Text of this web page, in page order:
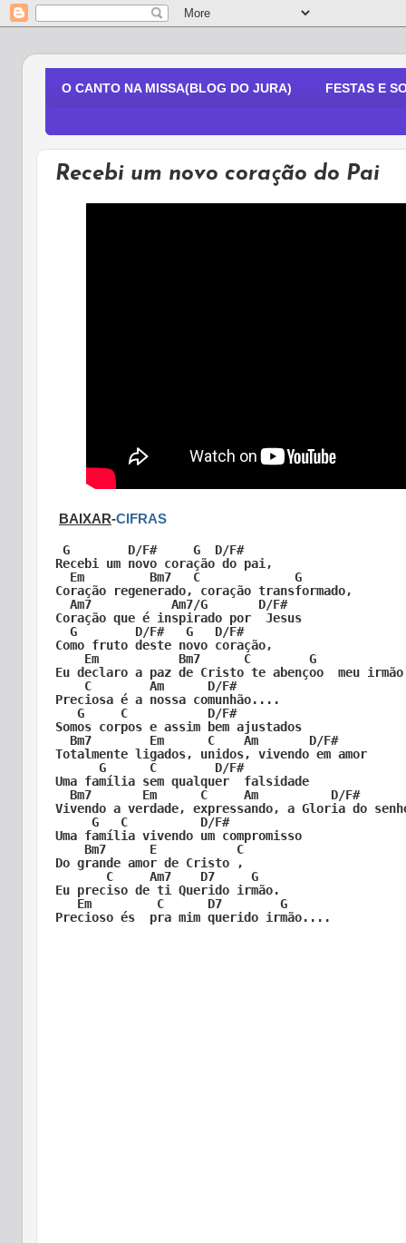
O CANTO NA MISSA(BLOG DO JURA) FESTAS E
Recebi um novo coração do Pai
BAIXAR-CIFRAS
G        D/F#     G  D/F#
Recebi um novo coração do pai,
  Em         Bm7   C             G
Coração regenerado, coração transformado,
  Am7           Am7/G       D/F#
Coração que é inspirado por  Jesus
  G        D/F#   G   D/F#
Como fruto deste novo coração,
    Em           Bm7      C        G
Eu declaro a paz de Cristo te abençoo  meu irmão
    C        Am      D/F#
Preciosa é a nossa comunhão....
   G     C           D/F#
Somos corpos e assim bem ajustados
  Bm7        Em      C    Am       D/F#
Totalmente ligados, unidos, vivendo em amor
      G      C        D/F#
Uma família sem qualquer  falsidade
  Bm7       Em      C     Am          D/F#
Vivendo a verdade, expressando, a Gloria do
     G   C          D/F#
Uma família vivendo um compromisso
    Bm7      E           C
Do grande amor de Cristo ,
       C     Am7    D7     G
Eu preciso de ti Querido irmão.
   Em         C      D7        G
Precioso és  pra mim querido irmão....